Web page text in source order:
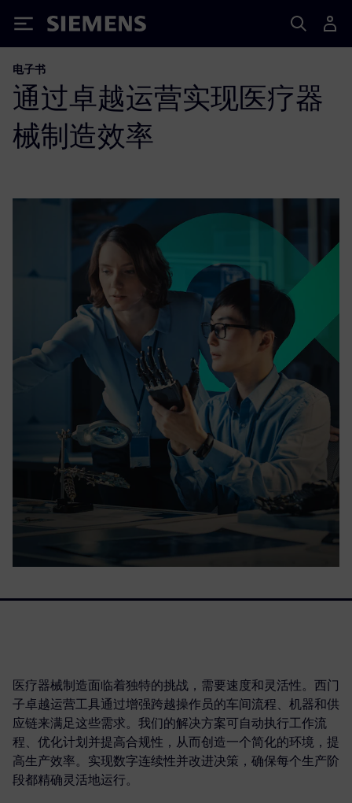
Siemens
电子书
通过卓越运营实现医疗器
械制造效率
医疗器械制造面临着独特的挑战，需要速度和灵活性。西门
子卓越运营工具通过增强跨越操作员的车间流程、机器和供
应链来满足这些需求。我们的解决方案可自动执行工作流
程、优化计划并提高合规性，从而创造一个简化的环境，提
高生产效率。实现数字连续性并改进决策，确保每个生产阶
段都精确灵活地运行。